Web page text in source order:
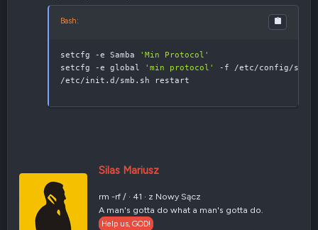
Bash:
setcfg -e Samba
'Min Protocol'
setcfg -e global
'min protocol'
-f /etc/config/
/etc/init.d/smb.sh restart
N
p
i
s
Silas Mariusz
rm -rf / · 41 · z Nowy Sącz
A man's gotta do what a man's gotta do.
Help us, GOD!